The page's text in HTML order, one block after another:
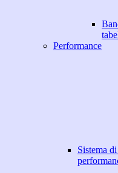
Performance
Sistema